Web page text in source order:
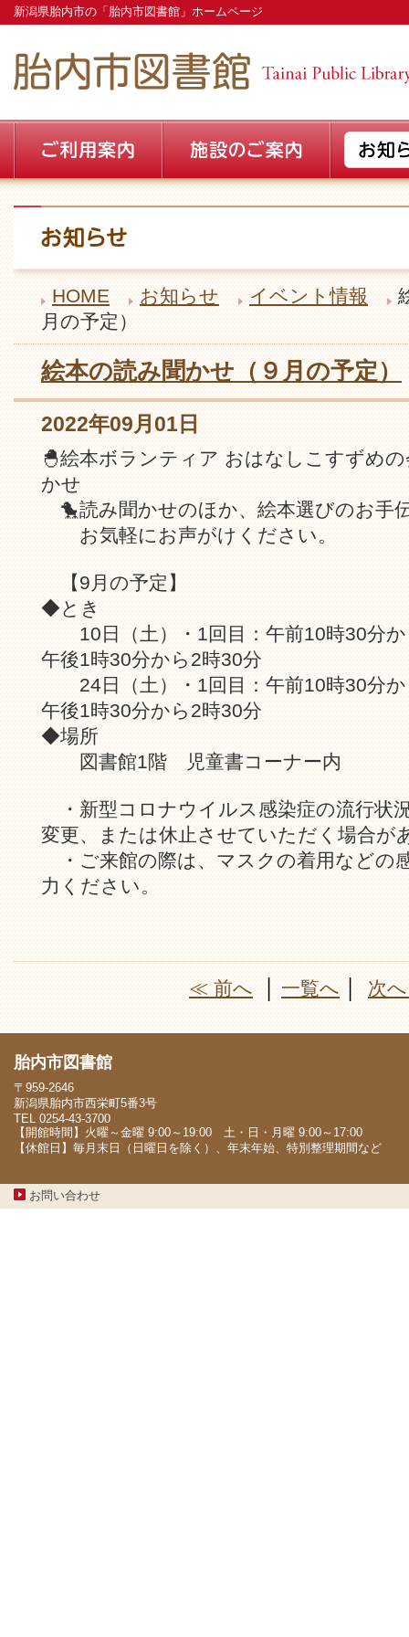
新潟県胎内市の「胎内市図書館」ホームページ
HOME お知らせ イベント情報
月の予定）
絵本の読み聞かせ（９月の予定）
2022年09月01日
🐣絵本ボランティア おはなしこすずめ
かせ
🐤読み聞かせのほか、絵本選びのお手
お気軽にお声がけください。
【9月の予定】
◆とき
10日（土）・1回目：午前10時30分か
午後1時30分から2時30分
24日（土）・1回目：午前10時30分か
午後1時30分から2時30分
◆場所
図書館1階 児童書コーナー内
・新型コロナウイルス感染症の流行状
変更、または休止させていただく場合が
・ご来館の際は、マスクの着用などの
力ください。
≪ 前へ 一覧へ 次
胎内市図書館
〒959-2646
新潟県胎内市西栄町5番3号
TEL 0254-43-3700
【開館時間】火曜～金曜 9:00～19:00 土・日・月曜 9:00～17:00
【休館日】毎月末日（日曜日を除く）、年末年始、特別整理期間など
お問い合わせ